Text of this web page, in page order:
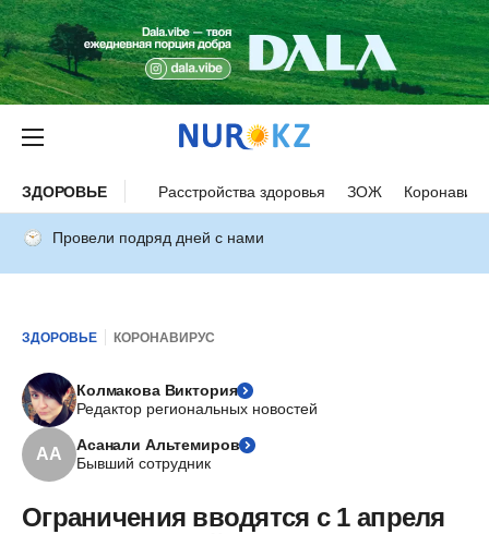
ЗДОРОВЬЕ Расстройства здоровья ЗОЖ
Провели подряд дней с нами
ЗДОРОВЬЕ КОРОНАВИРУС
Колмакова Виктория
Редактор региональных новостей
АА
Асанали Альтемиров
Бывший сотрудник
Ограничения вводятся с 1 апреля